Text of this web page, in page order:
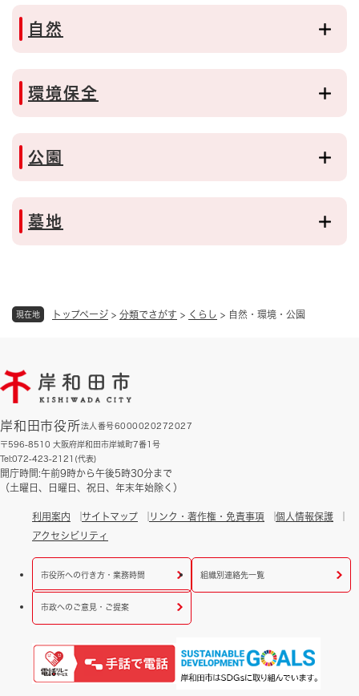
現在地 トップページ > 分類でさがす > くらし > 自然・環境・公園
自然
環境保全
公園
墓地
岸和田市役所法人番号6000020272027
〒596-8510 大阪府岸和田市岸城町7番1号
Tel:072-423-2121(代表)
開庁時間:午前9時から午後5時30分まで
（土曜日、日曜日、祝日、年末年始除く）
利用案内 サイトマップ リンク・著作権・免責事項
個人情報保護
アクセシビリティ
市役所への行き方・業務時間 組織別連絡先一覧
市政へのご意見・ご提案